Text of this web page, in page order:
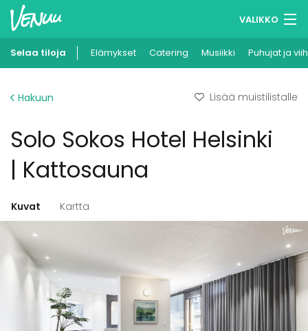
VALIKKO
Muistilistasi
Ilmoita kohteesi
Selaa tiloja Elämykset Catering Musiikki Puhujat ja
Hakuun Lisää muistilistalle
Solo Sokos Hotel Helsinki
| Kattosauna
Kuvat Kartta